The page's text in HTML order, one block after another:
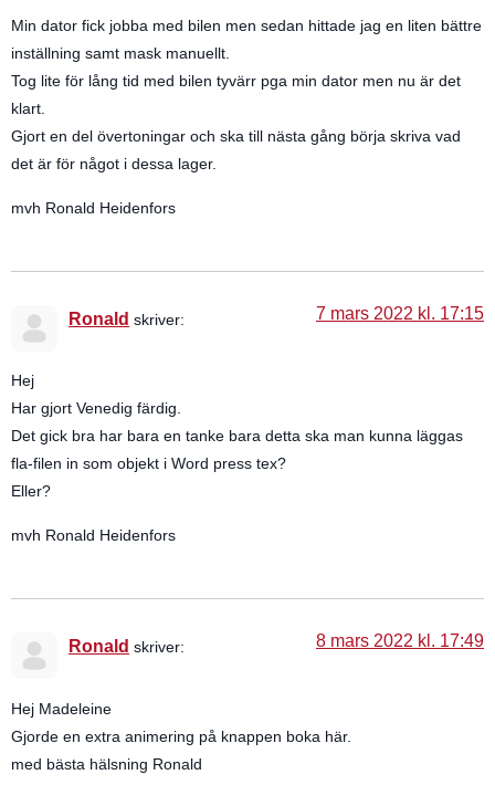
Min dator fick jobba med bilen men sedan hittade jag en liten bättre
inställning samt mask manuellt.
Tog lite för lång tid med bilen tyvärr pga min dator men nu är det
klart.
Gjort en del övertoningar och ska till nästa gång börja skriva vad
det är för något i dessa lager.
mvh Ronald Heidenfors
Ronald skriver: 7 mars 2022 kl. 17:15
Hej
Har gjort Venedig färdig.
Det gick bra har bara en tanke bara detta ska man kunna läggas
fla-filen in som objekt i Word press tex?
Eller?
mvh Ronald Heidenfors
Ronald skriver: 8 mars 2022 kl. 17:49
Hej Madeleine
Gjorde en extra animering på knappen boka här.
med bästa hälsning Ronald